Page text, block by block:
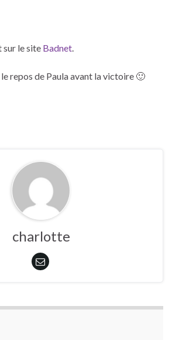
sur le site Badnet
repos de Paula avant la victoire 🙂
charlotte